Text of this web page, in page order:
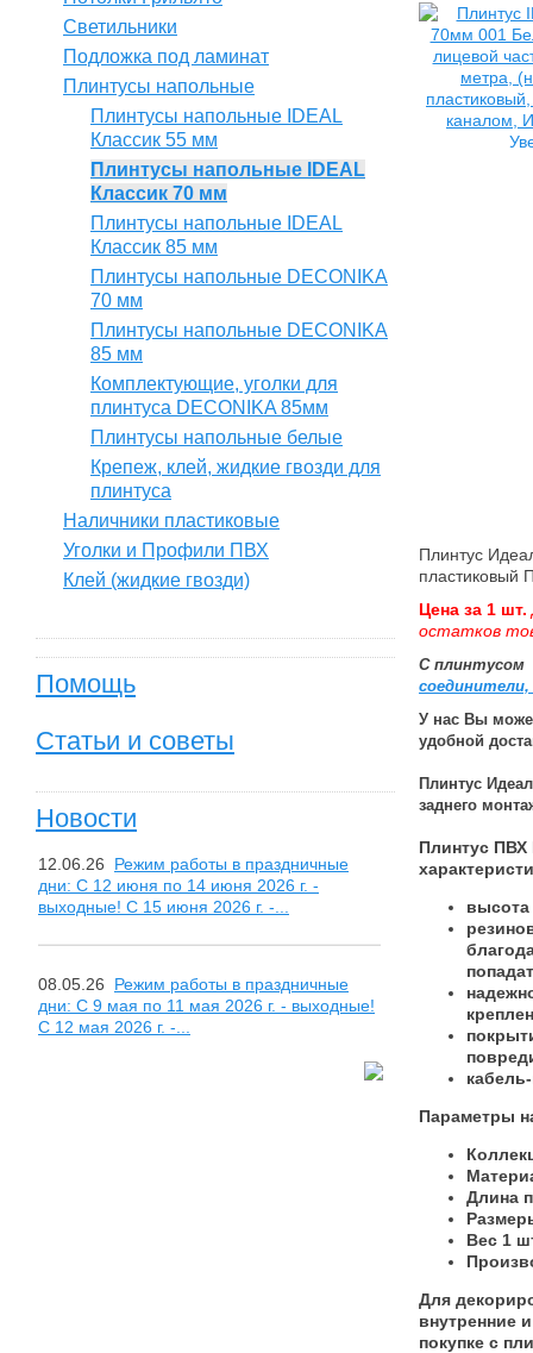
Светильники
Подложка под ламинат
Плинтусы напольные
Плинтусы напольные IDEAL
Классик 55 мм
Плинтусы напольные IDEAL
Классик 70 мм
Плинтусы напольные IDEAL
Классик 85 мм
Плинтусы напольные DECONIKA
70 мм
Плинтусы напольные DECONIKA
85 мм
Комплектующие, уголки для
плинтуса DECONIKA 85мм
Плинтусы напольные белые
Крепеж, клей, жидкие гвозди для
плинтуса
Наличники пластиковые
Уголки и Профили ПВХ
Клей (жидкие гвозди)
Помощь
Статьи и советы
Новости
12.06.26
Режим работы в праздничные
дни: С 12 июня по 14 июня 2026 г. -
выходные! С 15 июня 2026 г. -...
08.05.26
Режим работы в праздничные
дни: С 9 мая по 11 мая 2026 г. - выходные!
С 12 мая 2026 г. -...
Плинтус
пластиковый
Цена за 1 шт.
остатков
С плинтусом
соединители,
У нас Вы
удобной
Плинтус
заднего
Плинтус
Параметры
Длина
Вес 1
Для
внутренние
покупке с